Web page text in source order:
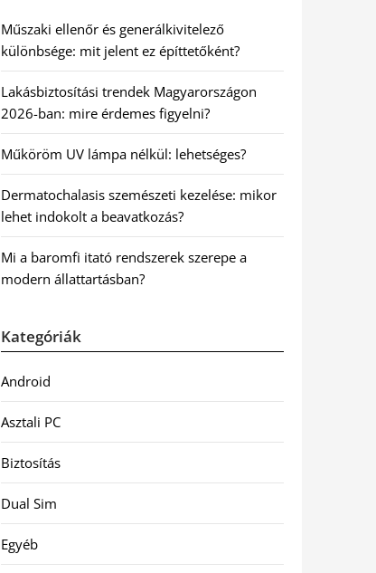
Műszaki ellenőr és generálkivitelező
különbsége: mit jelent ez építtetőként?
Lakásbiztosítási trendek Magyarországon
2026-ban: mire érdemes figyelni?
Műköröm UV lámpa nélkül: lehetséges?
Dermatochalasis szemészeti kezelése: mikor
lehet indokolt a beavatkozás?
Mi a baromfi itató rendszerek szerepe a
modern állattartásban?
Kategóriák
Android
Asztali PC
Biztosítás
Dual Sim
Egyéb